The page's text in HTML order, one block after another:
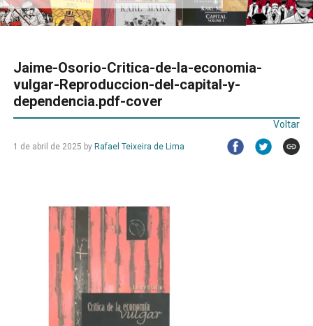
Jaime-Osorio-Critica-de-la-economia-
vulgar-Reproduccion-del-capital-y-
dependencia.pdf-cover
Voltar
1 de abril de 2025 by Rafael Teixeira de Lima